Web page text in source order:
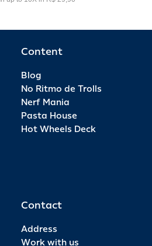
Content
Blog
No Ritmo de Trolls
Nerf Mania
Pasta House
Hot Wheels Deck
Contact
Address
Work with us